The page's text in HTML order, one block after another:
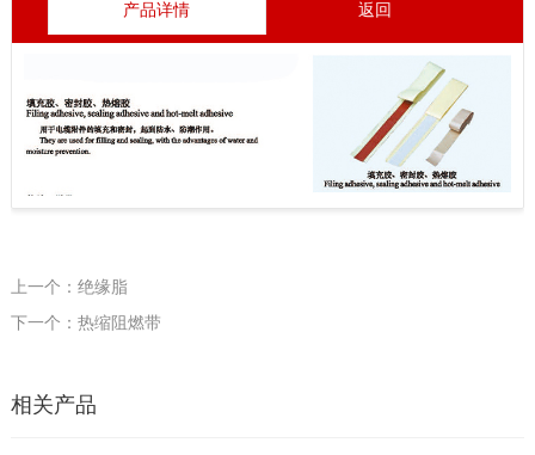
产品详情 返回
上一个：绝缘脂
下一个：热缩阻燃带
相关产品